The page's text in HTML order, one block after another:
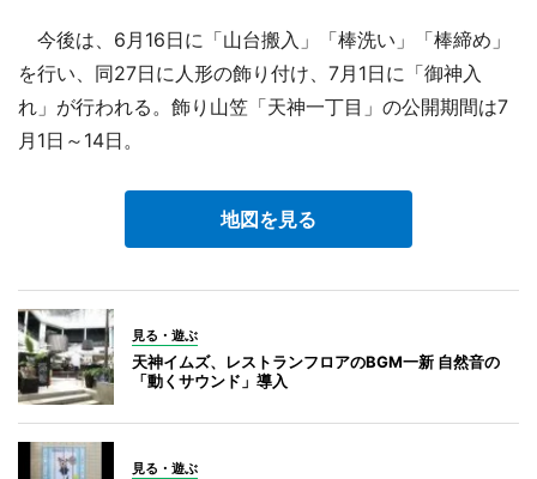
今後は、6月16日に「山台搬入」「棒洗い」「棒締め」
を行い、同27日に人形の飾り付け、7月1日に「御神入
れ」が行われる。飾り山笠「天神一丁目」の公開期間は7
月1日～14日。
地図を見る
見る・遊ぶ
天神イムズ、レストランフロアのBGM一新 自然音の
「動くサウンド」導入
見る・遊ぶ